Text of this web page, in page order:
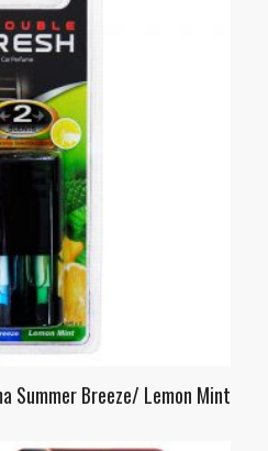
Summer Breeze/ Lemon Mint